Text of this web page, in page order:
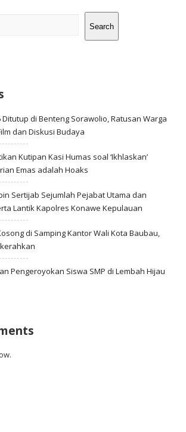
Search
Ditutup di Benteng Sorawolio, Ratusan Warga
dan Diskusi Budaya
Kutipan Kasi Humas soal ‘Ikhlaskan’
Emas adalah Hoaks
Sertijab Sejumlah Pejabat Utama dan
Lantik Kapolres Konawe Kepulauan
di Samping Kantor Wali Kota Baubau,
Pengeroyokan Siswa SMP di Lembah Hijau